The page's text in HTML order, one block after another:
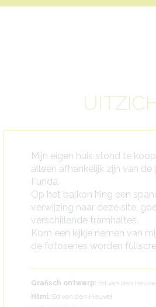
Mijn eigen huis stond te
alleen afhankelijk zijn van de
Funda.
Op het balkon hing een
verwijzing naar deze site,
verschillende tramhaltes.
Kom een kijkje nemen van
de fotoseries worden
Grafisch ontwerp: Ed van den
Html: Ed van den Heuvel